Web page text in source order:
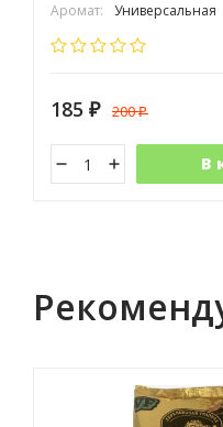
Аромат:
Универсальная
Фракция:
Средняя
185 ₽ 200₽
В